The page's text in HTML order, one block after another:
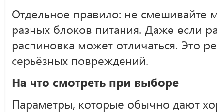
Отдельное правило: не смешивайте
разных блоков питания. Даже если
распиновка может отличаться. Это
серьёзных повреждений.
На что смотреть при выборе
Параметры, которые обычно дают